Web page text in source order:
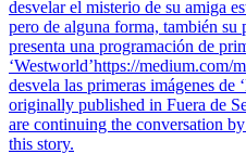
desvelar el misterio de su amiga
pero de alguna forma, también su
presenta una programación de
‘Westworld’https://medium.com/
desvela las primeras imágenes de
originally published in Fuera de
are continuing the conversation
this story.